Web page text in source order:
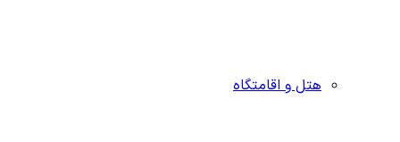
هتل و اقامتگاه